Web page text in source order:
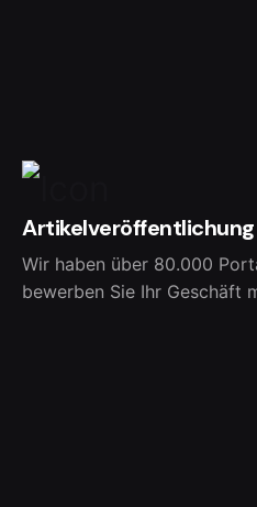
Artikelveröffentlichung
Wir haben über 80.000
bewerben Sie Ihr Geschäft